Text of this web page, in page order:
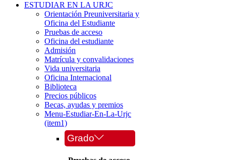
ESTUDIAR EN LA URJC
Orientación Preuniversitaria y
Oficina del Estudiante
Pruebas de acceso
Oficina del estudiante
Admisión
Matrícula y convalidaciones
Vida universitaria
Oficina Internacional
Biblioteca
Precios públicos
Becas, ayudas y premios
Menu-Estudiar-En-La-Urjc
(item1)
Grado